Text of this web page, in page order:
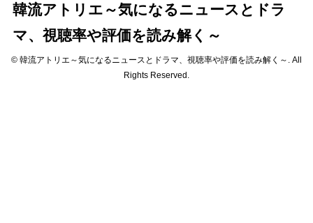
韓流アトリエ～気になるニュースとドラ
マ、視聴率や評価を読み解く～
© 韓流アトリエ～気になるニュースとドラマ、視聴率や評価を読み解く～. All
Rights Reserved.